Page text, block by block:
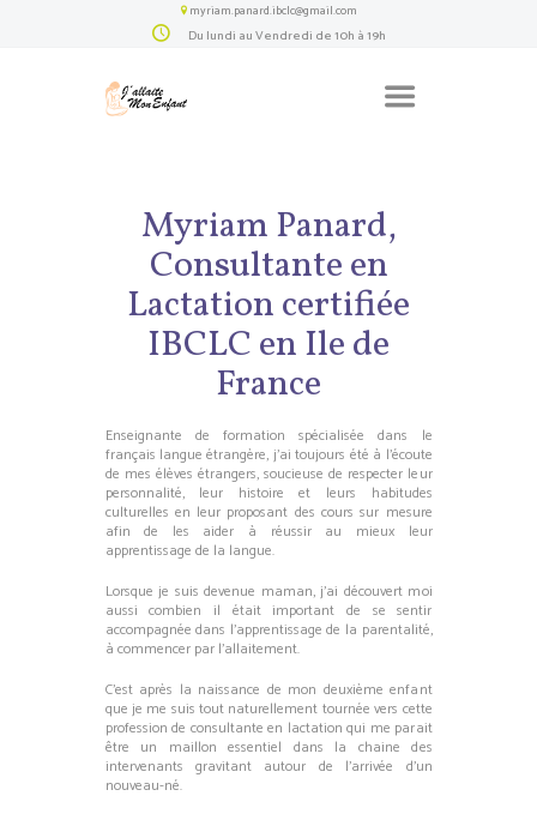
myriam.panard.ibclc@gmail.com
Du lundi au Vendredi de 10h à 19h
Myriam Panard,
Consultante en
Lactation certifiée
IBCLC en Ile de
France
Enseignante de formation spécialisée dans le
français langue étrangère, j’ai toujours été à l’écoute
de mes élèves étrangers, soucieuse de respecter leur
personnalité, leur histoire et leurs habitudes
culturelles en leur proposant des cours sur mesure
afin de les aider à réussir au mieux leur
apprentissage de la langue.
Lorsque je suis devenue maman, j’ai découvert moi
aussi combien il était important de se sentir
accompagnée dans l’apprentissage de la parentalité,
à commencer par l’allaitement.
C’est après la naissance de mon deuxième enfant
que je me suis tout naturellement tournée vers cette
profession de consultante en lactation qui me parait
être un maillon essentiel dans la chaine des
intervenants gravitant autour de l’arrivée d’un
nouveau-né.